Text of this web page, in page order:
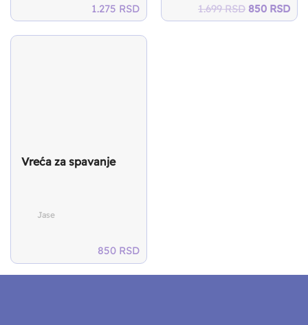
1.275 RSD 1.699RSD Original
price
850 RSD
Vreća za spavanje
Jase
850 RSD